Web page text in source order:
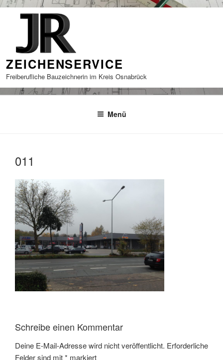
Zum
ZEICHENSERVICE
Freiberufliche Bauzeichnerin im Kreis Osnabrück
Menü
011
Schreibe einen Kommentar
Deine E-Mail-Adresse wird nicht veröffentlicht. Erforderliche
Felder sind mit* markiert